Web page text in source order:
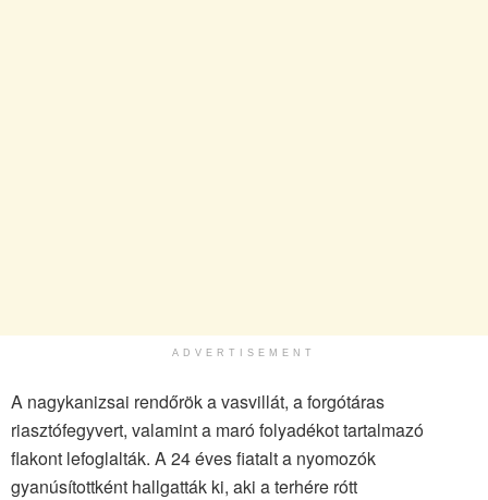
ADVERTISEMENT
A nagykanizsai rendőrök a vasvillát, a forgótáras
riasztófegyvert, valamint a maró folyadékot tartalmazó
flakont lefoglalták. A 24 éves fiatalt a nyomozók
gyanúsítottként hallgatták ki, aki a terhére rótt